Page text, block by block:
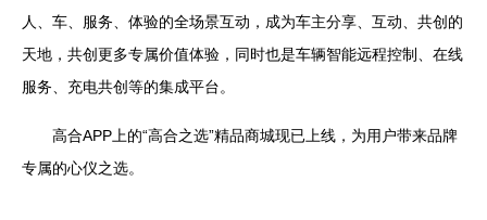
人、车、服务、体验的全场景互动，成为车主分享、互动、共创的
天地，共创更多专属价值体验，同时也是车辆智能远程控制、在线
服务、充电共创等的集成平台。
高合APP上的“高合之选”精品商城现已上线，为用户带来品牌
专属的心仪之选。